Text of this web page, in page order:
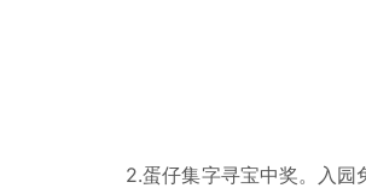
2.蛋仔集字寻宝中奖。入园免